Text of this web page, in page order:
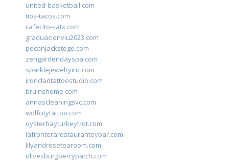
united-basketball.com
tios-tacos.com
cafecito-satx.com
graduacionviu2023.com
pecanjackstogo.com
zengardendayspa.com
sparklejewelryinc.com
ironcladtattoostudio.com
bruinshome.com
annascleaningsvc.com
wolfcitytattoo.com
oysterbayturkeytrot.com
lafronterarestauranteybar.com
lilyandrosetearoom.com
olivesburgberrypatch.com